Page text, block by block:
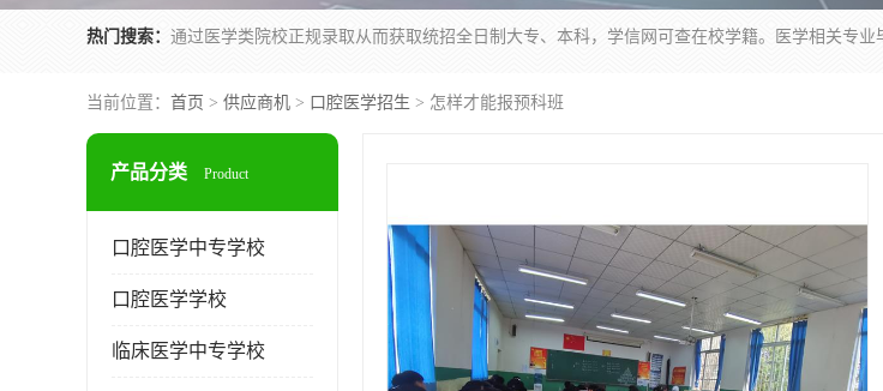
热门搜索：
当前位置： 首页 > 供应商机 > 口腔医学招生 > 怎样才能报预科班
产品分类 Product
口腔医学中专学校
口腔医学学校
临床医学中专学校